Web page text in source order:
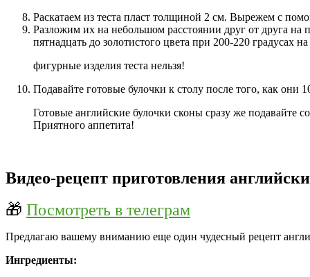
Раскатаем из теста пласт толщиной 2 см. Вырежем с
Разложим их на небольшом расстоянии друг от друга на
пятнадцать до золотистого цвета при 200-220 градусах
фигурные изделия теста нельзя!
Подавайте готовые булочки к столу после того, как они
Готовые английские булочки сконы сразу же
Приятного аппетита!
Видео-рецепт приготовления
🎁 Посмотреть в телеграм
Предлагаю вашему вниманию еще один чудесный рецепт
Ингредиенты: